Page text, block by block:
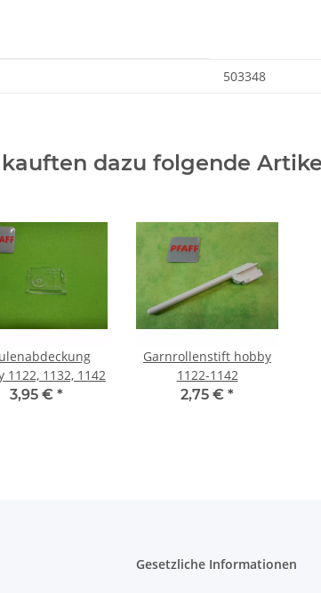
503348
dazu folgende
1122, 1132, 1142
3,95 € *
Garnrollenstift hobby
1122-1142
2,75 € *
Gesetzliche Informationen